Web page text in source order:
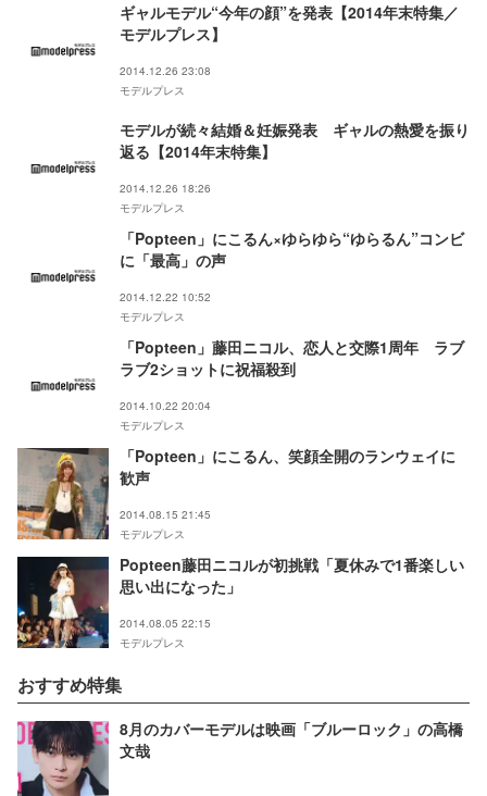
ギャルモデル“今年の顔”を発表【2014年末特集／
モデルプレス】
2014.12.26 23:08
モデルプレス
モデルが続々結婚＆妊娠発表 ギャルの熱愛を振り
返る【2014年末特集】
2014.12.26 18:26
モデルプレス
「Popteen」にこるん×ゆらゆら“ゆらるん”コンビ
に「最高」の声
2014.12.22 10:52
モデルプレス
「Popteen」藤田ニコル、恋人と交際1周年 ラブ
ラブ2ショットに祝福殺到
2014.10.22 20:04
モデルプレス
「Popteen」にこるん、笑顔全開のランウェイに
歓声
2014.08.15 21:45
モデルプレス
Popteen藤田ニコルが初挑戦「夏休みで1番楽しい
思い出になった」
2014.08.05 22:15
モデルプレス
おすすめ特集
8月のカバーモデルは映画「ブルーロック」の高橋
文哉